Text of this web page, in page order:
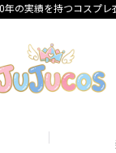
年の実績を持つコスプ